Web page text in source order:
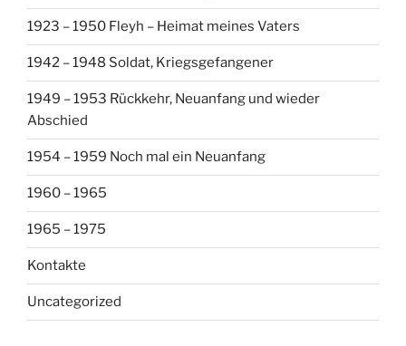
1923 – 1950 Fleyh – Heimat meines Vaters
1942 – 1948 Soldat, Kriegsgefangener
1949 – 1953 Rückkehr, Neuanfang und wieder
Abschied
1954 – 1959 Noch mal ein Neuanfang
1960 – 1965
1965 – 1975
Kontakte
Uncategorized